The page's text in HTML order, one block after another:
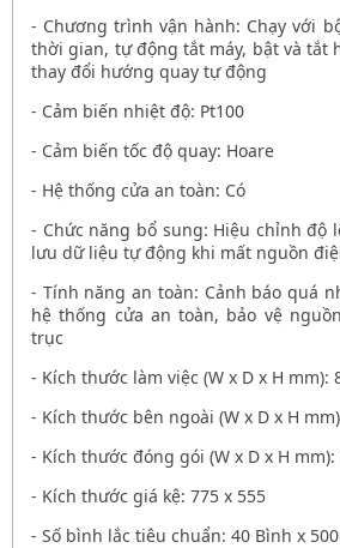
- Chương trình vận hành: Chạy với
thời gian, tự động tắt máy, bật và tắt
thay đổi hướng quay tự động
- Cảm biến nhiệt độ: Pt100
- Cảm biến tốc độ quay: Hoare
- Hệ thống cửa an toàn: Có
- Chức năng bổ sung: Hiệu chỉnh độ
lưu dữ liệu tự động khi mất nguồn
- Tính năng an toàn: Cảnh báo quá
hệ thống cửa an toàn, bảo vệ
trục
- Kích thước làm việc (W x D x H mm):
- Kích thước bên ngoài (W x D x H
- Kích thước đóng gói (W x D x H mm):
- Kích thước giá kệ: 775 x 555
- Số bình lắc tiêu chuẩn: 40 Bình x